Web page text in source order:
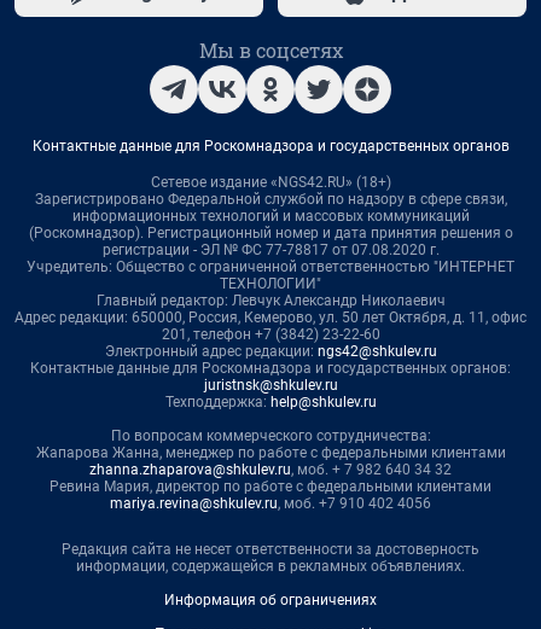
Мы в соцсетях
Контактные данные для Роскомнадзора и государственных органов
Сетевое издание «NGS42.RU» (18+)
Зарегистрировано Федеральной службой по надзору в сфере связи,
информационных технологий и массовых коммуникаций
(Роскомнадзор). Регистрационный номер и дата принятия решения о
регистрации - ЭЛ № ФС 77-78817 от 07.08.2020 г.
Учредитель: Общество с ограниченной ответственностью "ИНТЕРНЕТ
ТЕХНОЛОГИИ"
Главный редактор: Левчук Александр Николаевич
Адрес редакции: 650000, Россия, Кемерово, ул. 50 лет Октября, д. 11, офис
201, телефон +7 (3842) 23-22-60
Электронный адрес редакции: ngs42@shkulev.ru
Контактные данные для Роскомнадзора и государственных органов:
juristnsk@shkulev.ru
Техподдержка: help@shkulev.ru
По вопросам коммерческого сотрудничества:
Жапарова Жанна, менеджер по работе с федеральными клиентами
zhanna.zhaparova@shkulev.ru, моб. + 7 982 640 34 32
Ревина Мария, директор по работе с федеральными клиентами
mariya.revina@shkulev.ru, моб. +7 910 402 4056
Редакция сайта не несет ответственности за достоверность
информации, содержащейся в рекламных объявлениях.
Информация об ограничениях